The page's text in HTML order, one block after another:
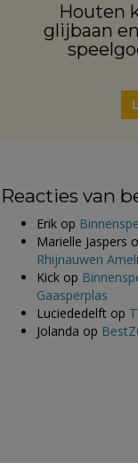
Houten
glijbaan
Reacties van
Erik op
Marielle Jaspers
Rhijnauwen
Kick op
Gaasperplas
Luciededelft op
Jolanda op